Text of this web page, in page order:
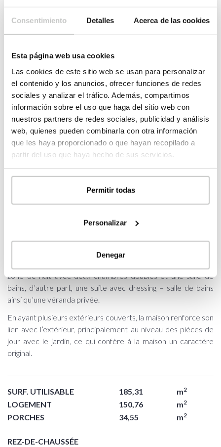
Consentimiento Detalles Acerca de las cookies
Esta página web usa cookies
Las cookies de este sitio web se usan para personalizar
el contenido y los anuncios, ofrecer funciones de redes
sociales y analizar el tráfico. Además, compartimos
información sobre el uso que haga del sitio web con
nuestros partners de redes sociales, publicidad y análisis
web, quienes pueden combinarla con otra información
que les haya proporcionado o que hayan recopilado a
partir del uso que haya hecho de sus servicios.
Permitir todas
Personalizar
Denegar
But:Obtenir votre consentement pour répondre aux questions que
Légitimation:Consentement de la partie intéressée.
obligation légale.
droits, comme expliqué dans les informations complémentaires.
Informations complémentaires:Vous pouvez consulter des
informations plus détaillées sur la protection des données à l'adresse
suivante: https://casasinhaus.com/ley-de-proteccion-de-datos/
J'accepte la
tout le confort d’une première résidence.
Maison d’un étage avec quatre chambres. Au niveau
volumétrique, ce sont deux corps principaux distincts; la zone
zone de nuit avec deux chambres doubles et une salle de
bains, d’autre part, une suite avec dressing – salle de bains
ainsi qu’une véranda privée.
En ayant plusieurs extérieurs couverts, la maison renforce son
lien avec l’extérieur, principalement au niveau des pièces de
jour avec le jardin, ce qui confère à la maison un caractère
original.
SURF. UTILISABLE 185,31 m2
LOGEMENT 150,76 m2
PORCHES 34,55 m2
REZ-DE-CHAUSSÉE